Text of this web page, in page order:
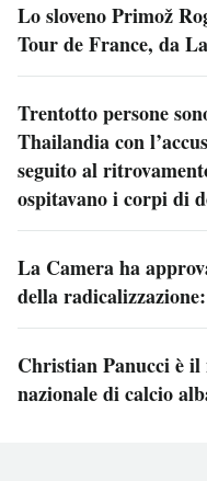
Lo sloveno Primož
Tour de France, da
Trentotto persone
Thailandia con
seguito al
ospitavano i corpi di
La Camera ha
della
Christian Panucci è il
nazionale di calcio